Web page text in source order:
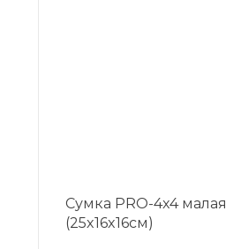
Сумка PRO-4x4 малая
(25x16x16см)